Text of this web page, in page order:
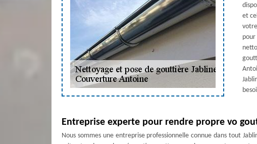
et
Entreprise experte pour rendre propre vo
Nous sommes une entreprise professionnelle connue dans tout